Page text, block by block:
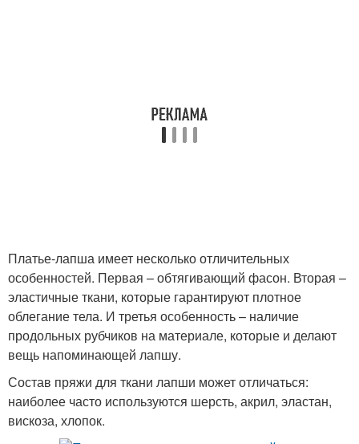
Платье-лапша имеет несколько отличительных
особенностей. Первая – обтягивающий фасон. Вторая –
эластичные ткани, которые гарантируют плотное
облегание тела. И третья особенность – наличие
продольных рубчиков на материале, которые и делают
вещь напоминающей лапшу.
Состав пряжи для ткани лапши может отличаться:
наиболее часто используются шерсть, акрил, эластан,
вискоза, хлопок.